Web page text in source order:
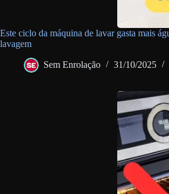
Este ciclo da máquina de lavar gasta mais
lavagem
Sem Enrolação 31/10/2025